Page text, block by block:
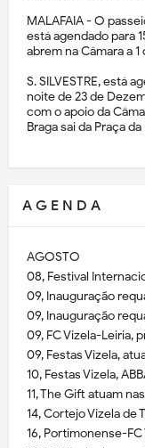
MALAFAIA - O
está agendado para
abrem na Câmara a
S. SILVESTRE, está
noite de 23 de
com o apoio da
Braga sai da Praça
A G E N D A
AGOSTO
08, Festival
09, Inauguração
09, Inauguração
09, FC Vizela-Leiria,
09, Festas Vizela,
10, Festas Vizela,
11, The Gift atuam
14, Cortejo Vizela de
16, Portimonense-